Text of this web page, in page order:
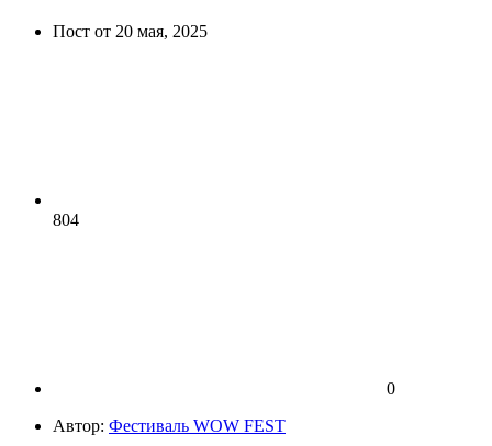
Пост от 20 мая, 2025
804
0
Автор: Фестиваль WOW FEST